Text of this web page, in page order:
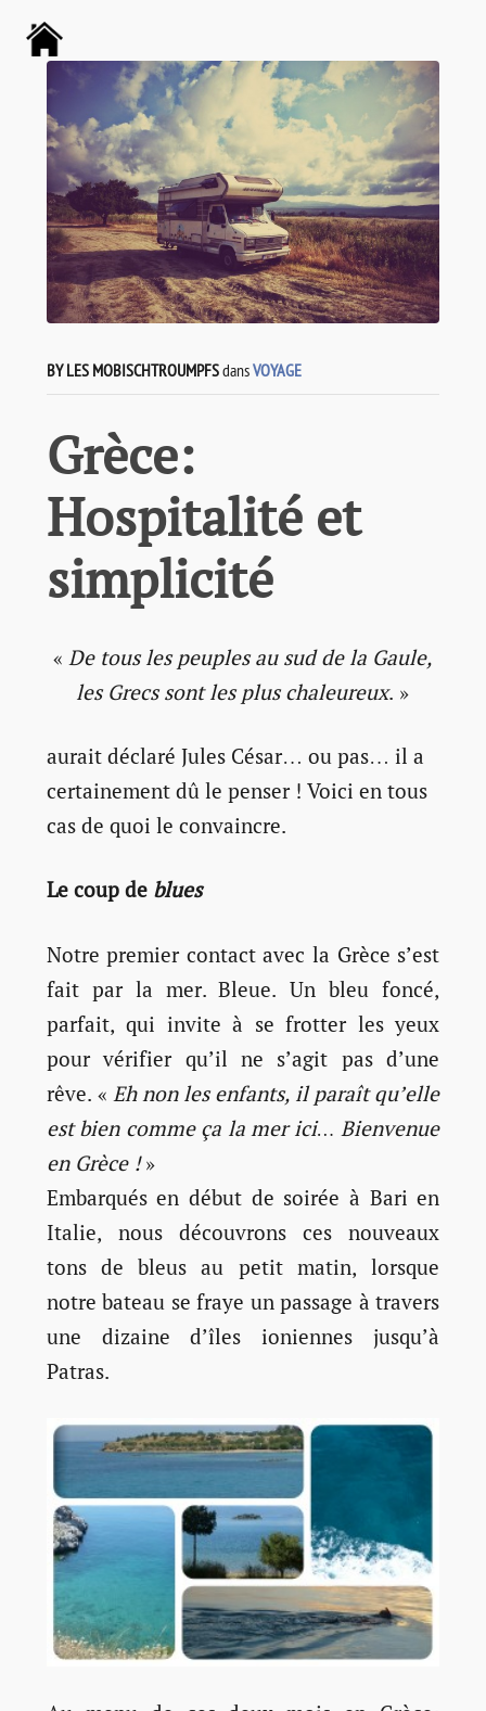
BY LES MOBISCHTROUMPFSdansVOYAGE
Grèce:
Hospitalité et
simplicité
« De tous les peuples au sud de la Gaule,
les Grecs sont les plus chaleureux. »
aurait déclaré Jules César… ou pas… il a
certainement dû le penser ! Voici en tous
cas de quoi le convaincre.
Le coup de blues
Notre premier contact avec la Grèce s’est
fait par la mer. Bleue. Un bleu foncé,
parfait, qui invite à se frotter les yeux
pour vérifier qu’il ne s’agit pas d’une
rêve. « Eh non les enfants, il paraît qu’elle
est bien comme ça la mer ici… Bienvenue
en Grèce !»
Embarqués en début de soirée à Bari en
Italie, nous découvrons ces nouveaux
tons de bleus au petit matin, lorsque
notre bateau se fraye un passage à travers
une dizaine d’îles ioniennes jusqu’à
Patras.